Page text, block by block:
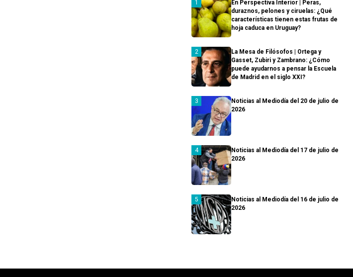
En Perspectiva Interior | Peras,
duraznos, pelones y ciruelas: ¿Qué
características tienen estas frutas de
hoja caduca en Uruguay?
La Mesa de Filósofos | Ortega y
Gasset, Zubiri y Zambrano: ¿Cómo
puede ayudarnos a pensar la Escuela
de Madrid en el siglo XXI?
Noticias al Mediodía del 20 de julio de
2026
Noticias al Mediodía del 17 de julio de
2026
Noticias al Mediodía del 16 de julio de
2026